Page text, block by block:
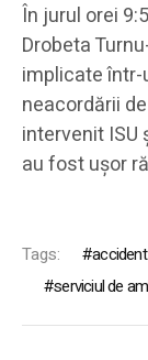
În jurul orei
Drobeta
implicate
neacordării
intervenit ISU
au fost ușor
Tags:
serviciul de